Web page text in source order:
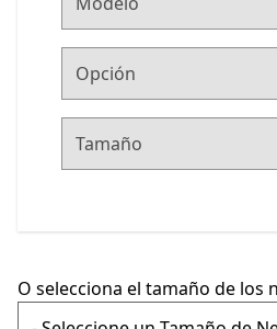
O selecciona el tamaño de los